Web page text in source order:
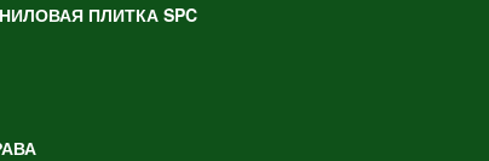
ПЛИТКА SPC